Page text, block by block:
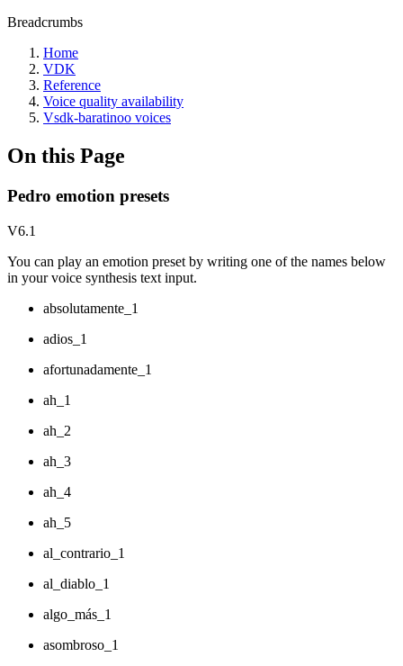
Breadcrumbs
Home
VDK
Reference
Voice quality availability
Vsdk-baratinoo voices
On this Page
Pedro emotion presets
V6.1
You can play an emotion preset by writing one of the names below
in your voice synthesis text input.
absolutamente_1
adios_1
afortunadamente_1
ah_1
ah_2
ah_3
ah_4
ah_5
al_contrario_1
al_diablo_1
algo_más_1
asombroso_1